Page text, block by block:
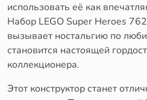
использовать её как
Набор LEGO Super Heroes
вызывает ностальгию по
становится настоящей
коллекционера.
Этот конструктор станет